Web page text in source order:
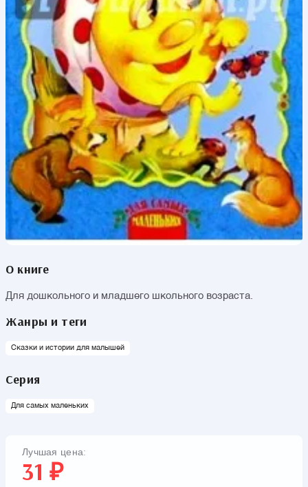
О книге
Для дошкольного и младшего школьного возраста.
Жанры и теги
Сказки и истории для малышей
Серия
Для самых маленьких
Лучшая цена:
31 ₽